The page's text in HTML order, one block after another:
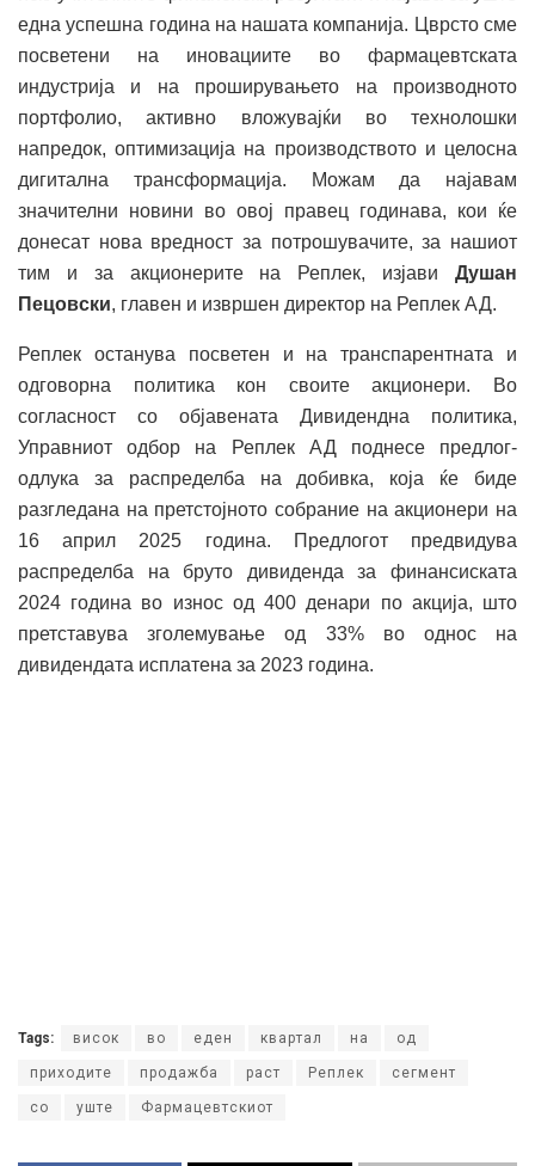
една успешна година на нашата компанија. Цврсто сме
посветени на иновациите во фармацевтската
индустрија и на проширувањето на производното
портфолио, активно вложувајќи во технолошки
напредок, оптимизација на производството и целосна
дигитална трансформација. Можам да најавам
значителни новини во овој правец годинава, кои ќе
донесат нова вредност за потрошувачите, за нашиот
тим и за акционерите на Реплек, изјави Душан
Пецовски, главен и извршен директор на Реплек АД.
Реплек останува посветен и на транспарентната и
одговорна политика кон своите акционери. Во
согласност со објавената Дивидендна политика,
Управниот одбор на Реплек АД поднесе предлог-
одлука за распределба на добивка, која ќе биде
разгледана на претстојното собрание на акционери на
16 април 2025 година. Предлогот предвидува
распределба на бруто дивиденда за финансиската
2024 година во износ од 400 денари по акција, што
претставува зголемување од 33% во однос на
дивидендата исплатена за 2023 година.
Tags: висок во еден квартал на од
приходите продажба раст Реплек сегмент
со уште Фармацевтскиот